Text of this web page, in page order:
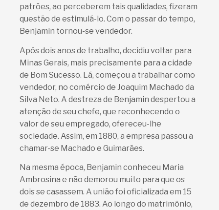
patrões, ao perceberem tais qualidades, fizeram
questão de estimulá-lo. Com o passar do tempo,
Benjamin tornou-se vendedor.
Após dois anos de trabalho, decidiu voltar para
Minas Gerais, mais precisamente para a cidade
de Bom Sucesso. Lá, começou a trabalhar como
vendedor, no comércio de Joaquim Machado da
Silva Neto. A destreza de Benjamin despertou a
atenção de seu chefe, que reconhecendo o
valor de seu empregado, ofereceu-lhe
sociedade. Assim, em 1880, a empresa passou a
chamar-se Machado e Guimarães.
Na mesma época, Benjamin conheceu Maria
Ambrosina e não demorou muito para que os
dois se casassem. A união foi oficializada em 15
de dezembro de 1883. Ao longo do matrimônio,